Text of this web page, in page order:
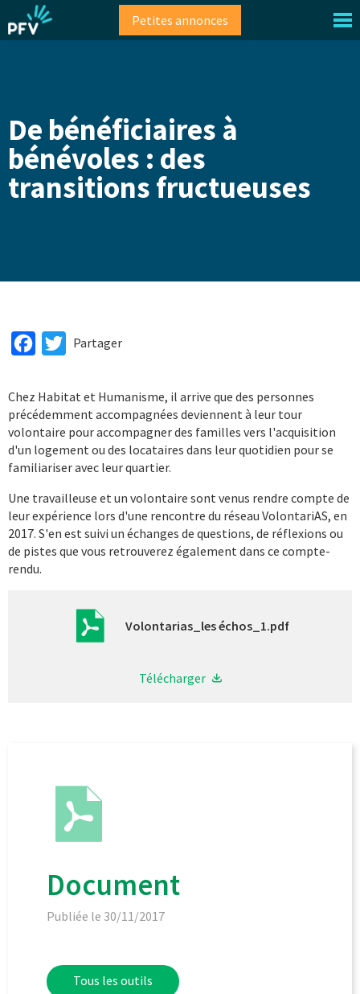
au
contenu
Petites annonces
De bénéficiaires à
bénévoles : des
transitions fructueuses
FacebookTwitter
Partager
Chez Habitat et Humanisme, il arrive que des personnes
précédemment accompagnées deviennent à leur tour
volontaire pour accompagner des familles vers l'acquisition
d'un logement ou des locataires dans leur quotidien pour se
familiariser avec leur quartier.
Une travailleuse et un volontaire sont venus rendre compte de
leur expérience lors d'une rencontre du réseau VolontariAS, en
2017. S'en est suivi un échanges de questions, de réflexions ou
de pistes que vous retrouverez également dans ce compte-
rendu.
Volontarias_les échos_1.pdf
Télécharger
Document
Publiée le 30/11/2017
Tous les outils